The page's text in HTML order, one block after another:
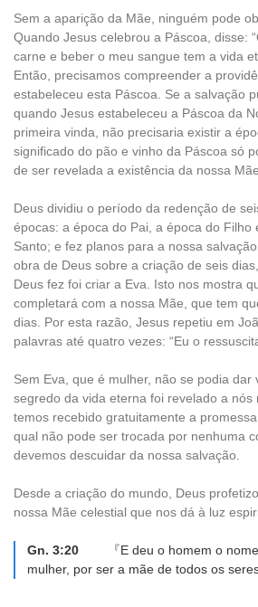
Sem a aparição da Mãe, ninguém pode
Quando Jesus celebrou a Páscoa, disse:
carne e beber o meu sangue tem a vida
Então, precisamos compreender a
estabeleceu esta Páscoa. Se a salvação
quando Jesus estabeleceu a Páscoa da
primeira vinda, não precisaria existir a
significado do pão e vinho da Páscoa só
de ser revelada a existência da nossa
Deus dividiu o período da redenção de
épocas: a época do Pai, a época do Filho
Santo; e fez planos para a nossa
obra de Deus sobre a criação de seis
Deus fez foi criar a Eva. Isto nos mostra
completará com a nossa Mãe, que tem
dias. Por esta razão, Jesus repetiu em
palavras até quatro vezes: “Eu o
Sem Eva, que é mulher, não se podia dar
segredo da vida eterna foi revelado a nós
temos recebido gratuitamente a
qual não pode ser trocada por nenhuma
devemos descuidar da nossa salvação.
Desde a criação do mundo, Deus
nossa Mãe celestial que nos dá à luz
Gn. 3:20
『E deu o homem o nome
mulher, por ser a mãe de todos os